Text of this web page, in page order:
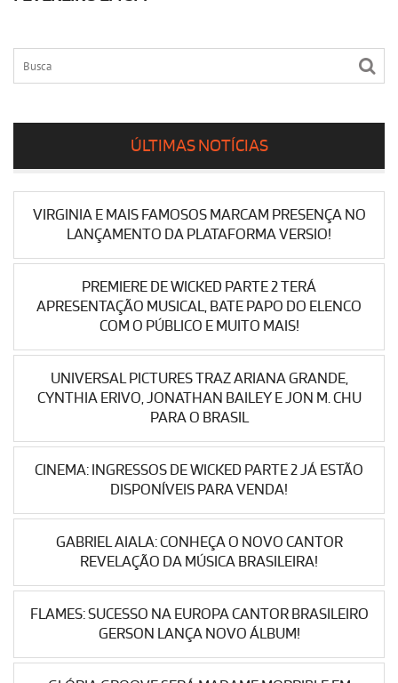
ÚLTIMAS NOTÍCIAS
VIRGINIA E MAIS FAMOSOS MARCAM PRESENÇA NO
LANÇAMENTO DA PLATAFORMA VERSIO!
PREMIERE DE WICKED PARTE 2 TERÁ
APRESENTAÇÃO MUSICAL, BATE PAPO DO ELENCO
COM O PÚBLICO E MUITO MAIS!
UNIVERSAL PICTURES TRAZ ARIANA GRANDE,
CYNTHIA ERIVO, JONATHAN BAILEY E JON M. CHU
PARA O BRASIL
CINEMA: INGRESSOS DE WICKED PARTE 2 JÁ ESTÃO
DISPONÍVEIS PARA VENDA!
GABRIEL AIALA: CONHEÇA O NOVO CANTOR
REVELAÇÃO DA MÚSICA BRASILEIRA!
FLAMES: SUCESSO NA EUROPA CANTOR BRASILEIRO
GERSON LANÇA NOVO ÁLBUM!